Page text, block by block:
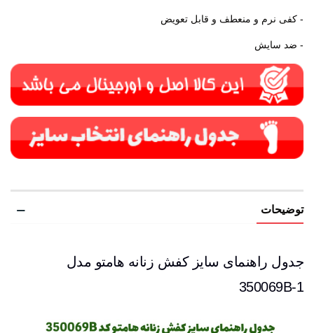
- کفی نرم و منعطف و قابل تعویض
- ضد سایش
توضیحات
جدول راهنمای سایز کفش زنانه هامتو مدل
350069B-1